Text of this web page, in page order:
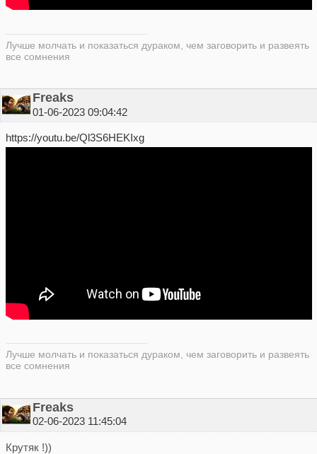
Лучше молчать и показаться дураком, чем заговорить и развеять
все сомнения
Freaks
01-06-2023 09:04:42
https://youtu.be/Ql3S6HEKIxg
Лучше молчать и показаться дураком, чем заговорить и развеять
все сомнения
Freaks
02-06-2023 11:45:04
Крутяк !))